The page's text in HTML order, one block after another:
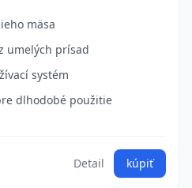
mäsa
umelých prísad
systém
dlhodobé použitie
Detail kúpiť